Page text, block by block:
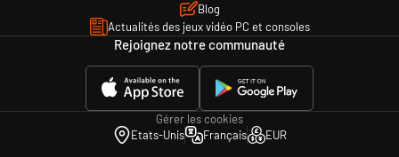
Blog
Actualités des jeux vidéo PC et consoles
Rejoignez notre communauté
Gérer les cookies
Etats-Unis
Français EUR